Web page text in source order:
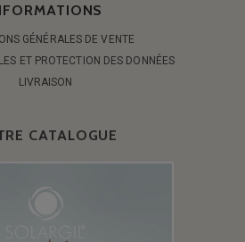
GÉNÉRALES DE VENTE
ET PROTECTION DES DONNÉES
LIVRAISON
CATALOGUE